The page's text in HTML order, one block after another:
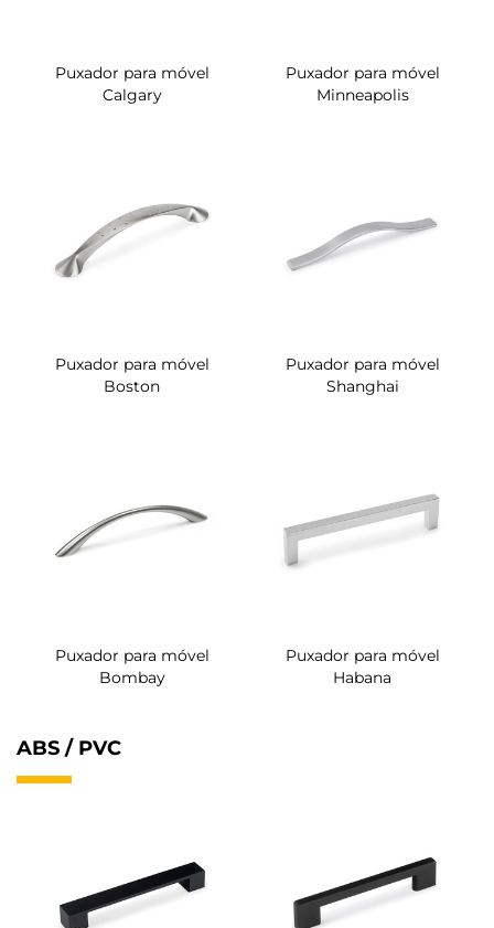
Puxador para móvel
Calgary
Puxador para móvel
Minneapolis
Puxador para móvel
Boston
Puxador para móvel
Shanghai
Puxador para móvel
Bombay
Puxador para móvel
Habana
ABS / PVC